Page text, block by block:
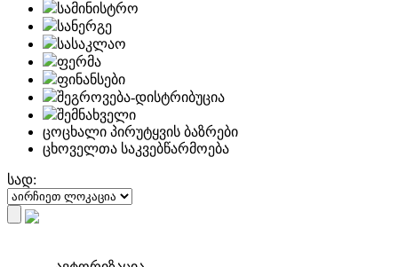
სამინისტრო
სანერგე
სასაკლაო
ფერმა
ფინანსები
შეგროვება-დისტრიბუცია
შემნახველი
ცოცხალი პირუტყვის ბაზრები
ცხოველთა საკვებწარმოება
სად: